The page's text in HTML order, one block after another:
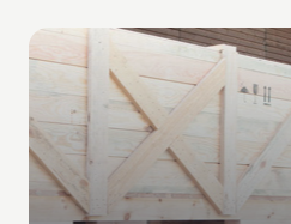
Basning
Basningssystem för
kontrollerad fuktspridning och